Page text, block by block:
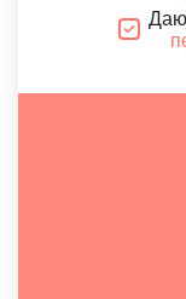
Даю